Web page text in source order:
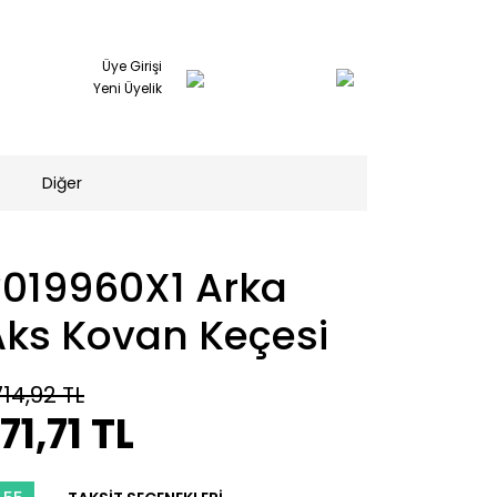
Üye Girişi
Yeni Üyelik
Diğer
Arka
Kovan Keçesi
TL
TL